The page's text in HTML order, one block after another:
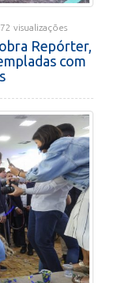
visualizações
Repórter,
com